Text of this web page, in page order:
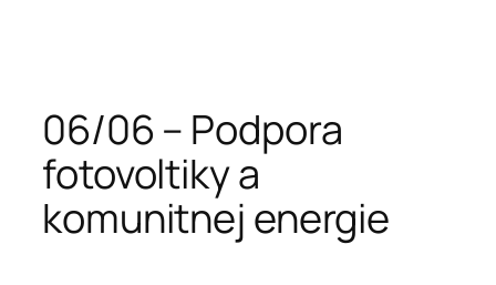
06/06 – Podpora
fotovoltiky a
komunitnej energie